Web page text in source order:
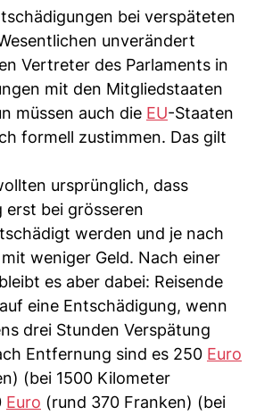
bei verspäteten
unverändert
Vertreter des Parlaments in
mit den Mitgliedstaaten
müssen auch die EU-Staaten
formell zustimmen. Das gilt
ursprünglich, dass
bei grösseren
werden und je nach
weniger Geld. Nach einer
es aber dabei: Reisende
eine Entschädigung, wenn
drei Stunden Verspätung
Entfernung sind es 250 Euro
(bei 1500 Kilometer
Euro (rund 370 Franken) (bei